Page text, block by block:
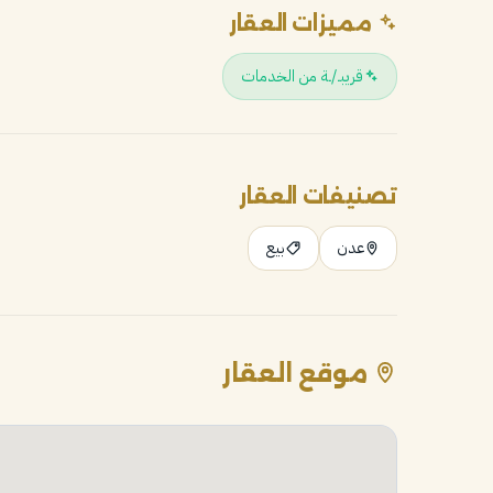
مميزات العقار
قريبـ/ـة من الخدمات
تصنيفات العقار
عدن بيع
موقع العقار